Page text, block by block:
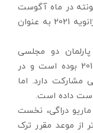
در ماه آگوست
پس از استعفا از سمت نخست وزیری در ژانویه 2021 به عنوان
دو مجلسی
ایتالیا از زمان انتخابات سراسری سال 2018 بوده است و در
مشارکت دارد. اما
داده است.
دراگی، نخست
از موعد مقرر ترک